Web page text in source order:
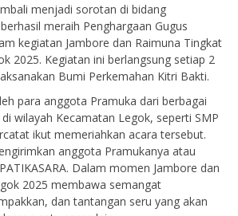
menjadi sorotan di bidang
meraih Penghargaan Gugus
kegiatan Jambore dan Raimuna Tingkat
2025. Kegiatan ini berlangsung setiap 2
Bumi Perkemahan Kitri Bakti.
para anggota Pramuka dari berbagai
wilayah Kecamatan Legok, seperti SMP
ikut memeriahkan acara tersebut.
anggota Pramukanya atau
Dalam momen Jambore dan
2025 membawa semangat
dan tantangan seru yang akan